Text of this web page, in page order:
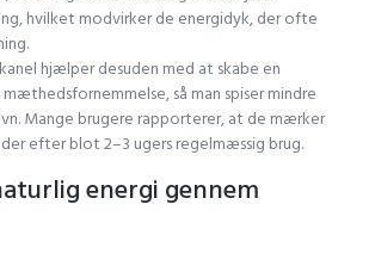
hvilket modvirker de energidyk, der ofte
hjælper desuden med at skabe en
så man spiser mindre
Mange brugere rapporterer, at de mærker
efter blot 2–3 ugers regelmæssig brug.
energi gennem